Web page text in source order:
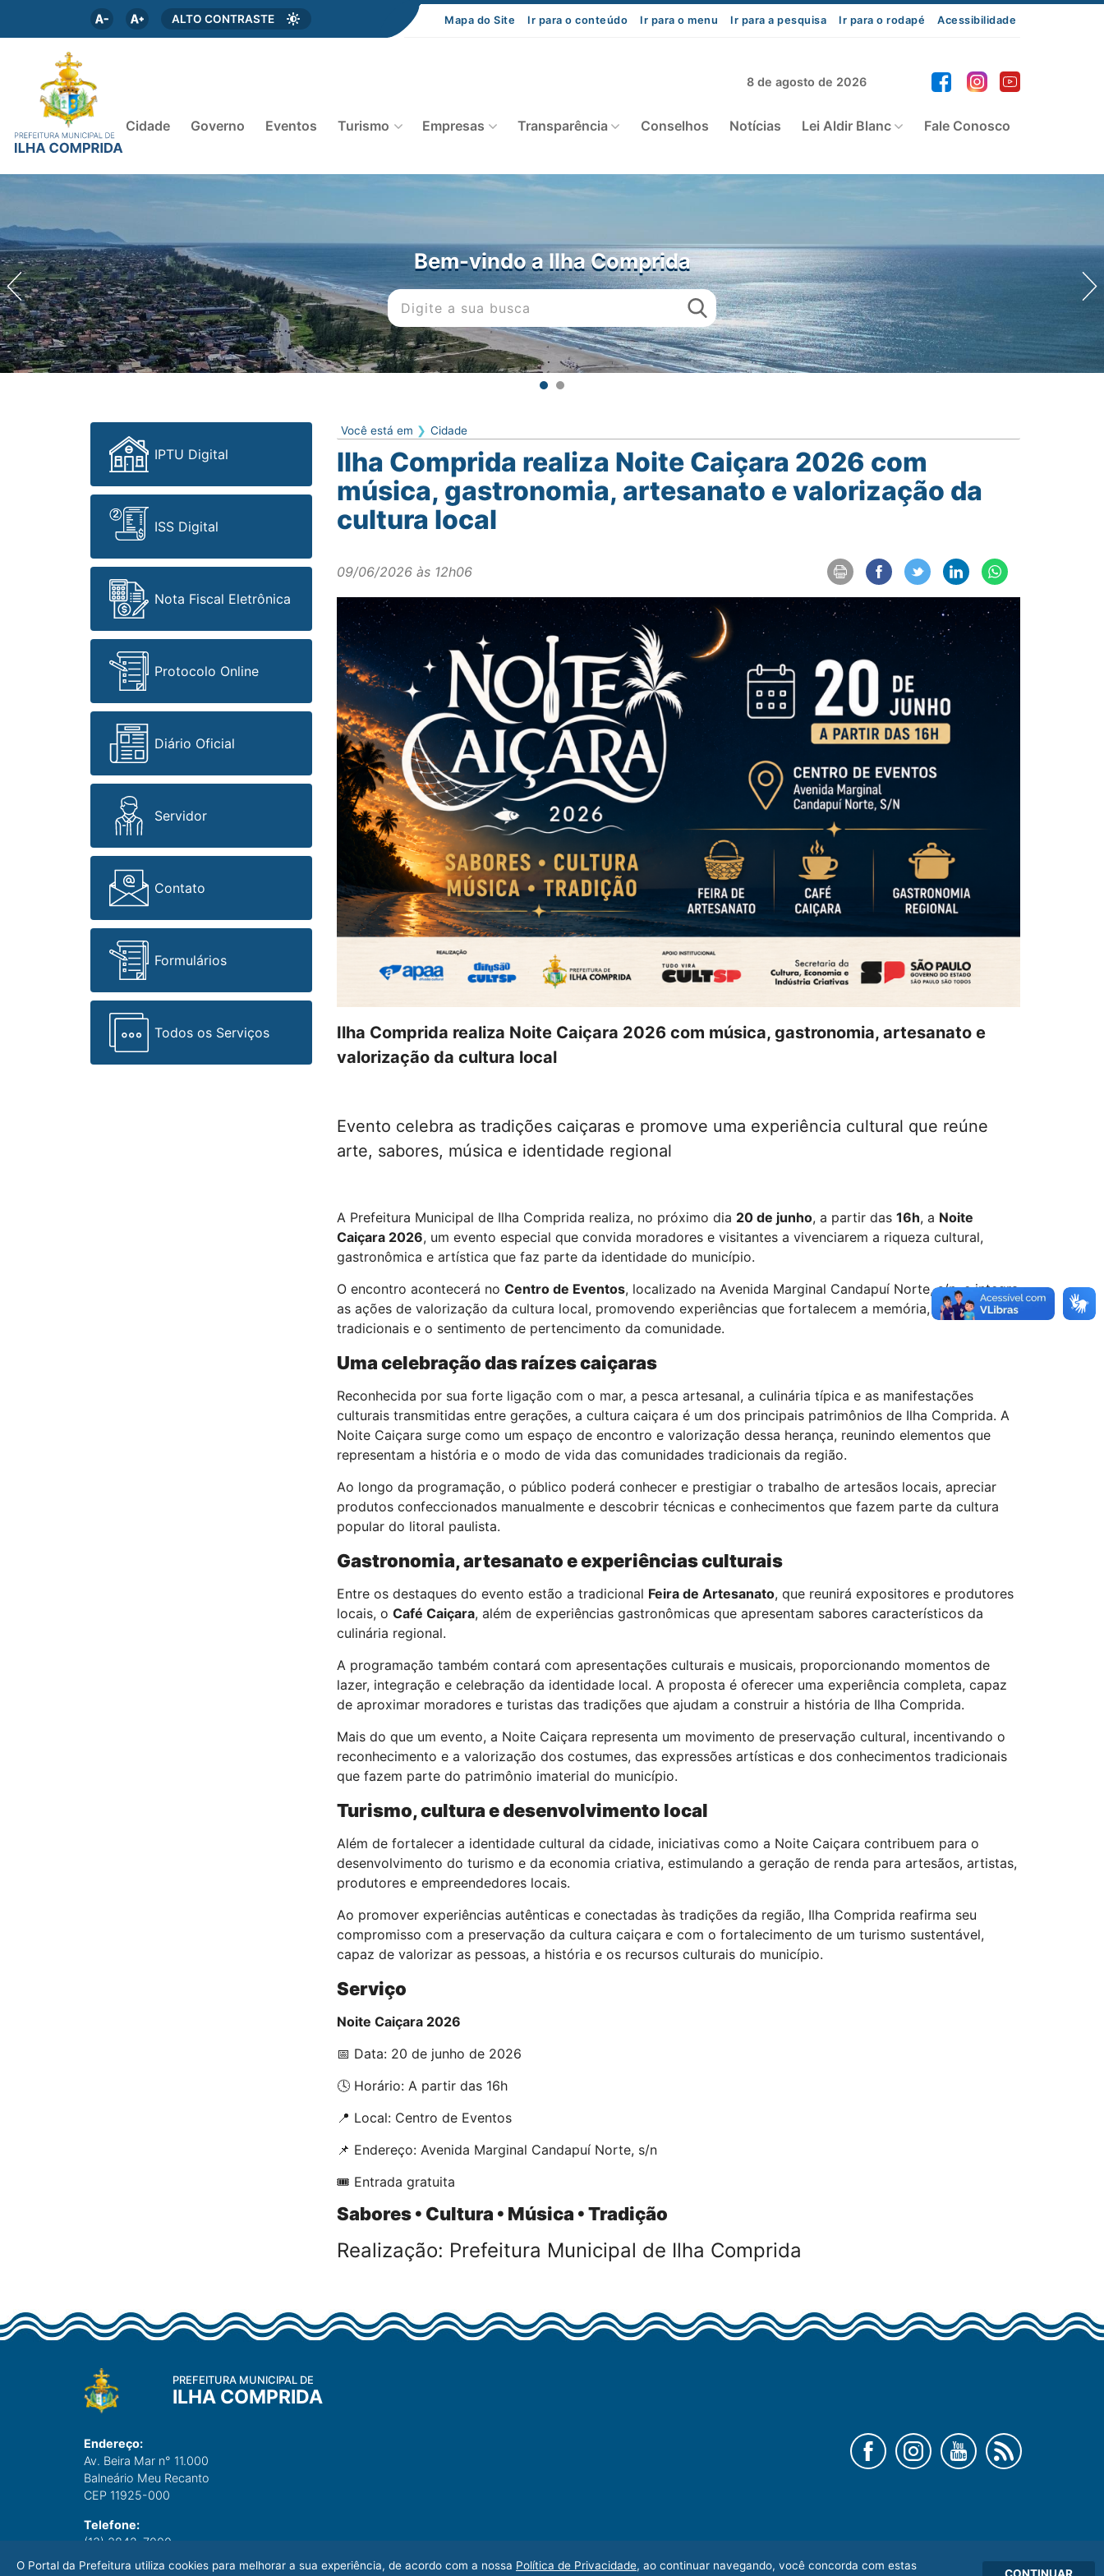
ALTO CONTRASTE Mapa do Site Ir para o conteúdo Ir para o menu Ir para a pesquisa Ir para o rodapé Acessibilidade
8 de agosto de 2026
Cidade Governo Eventos Turismo Empresas Transparência Conselhos Notícias Lei Aldir Blanc Fale Conosco
Bem-vindo a Ilha Comprida
IPTU Digital
ISS Digital
Nota Fiscal Eletrônica
Protocolo Online
Diário Oficial
Servidor
Contato
Formulários
Todos os Serviços
Você está em Cidade
Ilha Comprida realiza Noite Caiçara 2026 com
música, gastronomia, artesanato e valorização da
cultura local
09/06/2026 às 12h06
Ilha Comprida realiza Noite Caiçara 2026 com música, gastronomia, artesanato e
valorização da cultura local
Evento celebra as tradições caiçaras e promove uma experiência cultural que reúne
arte, sabores, música e identidade regional
A Prefeitura Municipal de Ilha Comprida realiza, no próximo dia 20 de junho, a partir das 16h, a Noite
Caiçara 2026, um evento especial que convida moradores e visitantes a vivenciarem a riqueza cultural,
gastronômica e artística que faz parte da identidade do município.
O encontro acontecerá no Centro de Eventos, localizado na Avenida Marginal Candapuí Norte, s/n, e integra
as ações de valorização da cultura local, promovendo experiências que fortalecem a memória, os saberes
tradicionais e o sentimento de pertencimento da comunidade.
Uma celebração das raízes caiçaras
Reconhecida por sua forte ligação com o mar, a pesca artesanal, a culinária típica e as manifestações
culturais transmitidas entre gerações, a cultura caiçara é um dos principais patrimônios de Ilha Comprida. A
Noite Caiçara surge como um espaço de encontro e valorização dessa herança, reunindo elementos que
representam a história e o modo de vida das comunidades tradicionais da região.
Ao longo da programação, o público poderá conhecer e prestigiar o trabalho de artesãos locais, apreciar
produtos confeccionados manualmente e descobrir técnicas e conhecimentos que fazem parte da cultura
popular do litoral paulista.
Gastronomia, artesanato e experiências culturais
Entre os destaques do evento estão a tradicional Feira de Artesanato, que reunirá expositores e produtores
locais, o Café Caiçara, além de experiências gastronômicas que apresentam sabores característicos da
culinária regional.
A programação também contará com apresentações culturais e musicais, proporcionando momentos de
lazer, integração e celebração da identidade local. A proposta é oferecer uma experiência completa, capaz
de aproximar moradores e turistas das tradições que ajudam a construir a história de Ilha Comprida.
Mais do que um evento, a Noite Caiçara representa um movimento de preservação cultural, incentivando o
reconhecimento e a valorização dos costumes, das expressões artísticas e dos conhecimentos tradicionais
que fazem parte do patrimônio imaterial do município.
Turismo, cultura e desenvolvimento local
Além de fortalecer a identidade cultural da cidade, iniciativas como a Noite Caiçara contribuem para o
desenvolvimento do turismo e da economia criativa, estimulando a geração de renda para artesãos, artistas,
produtores e empreendedores locais.
Ao promover experiências autênticas e conectadas às tradições da região, Ilha Comprida reafirma seu
compromisso com a preservação da cultura caiçara e com o fortalecimento de um turismo sustentável,
capaz de valorizar as pessoas, a história e os recursos culturais do município.
Serviço
Noite Caiçara 2026
📅 Data: 20 de junho de 2026
🕓 Horário: A partir das 16h
📍 Local: Centro de Eventos
📌 Endereço: Avenida Marginal Candapuí Norte, s/n
🎟️ Entrada gratuita
Sabores • Cultura • Música • Tradição
Realização: Prefeitura Municipal de Ilha Comprida
PREFEITURA MUNICIPAL DE
ILHA COMPRIDA
Endereço:
Av. Beira Mar n° 11.000
Balneário Meu Recanto
CEP 11925-000
Telefone:
(13) 3842-7000
O Portal da Prefeitura utiliza cookies para melhorar a sua experiência, de acordo com a nossa Política de Privacidade, ao continuar navegando, você concorda com estas